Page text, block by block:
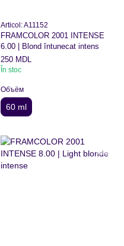
Articol: A11152
FRAMCOLOR 2001 INTENSE
6.00 | Blond întunecat intens
250 MDL
În stoc
Объём
60 ml